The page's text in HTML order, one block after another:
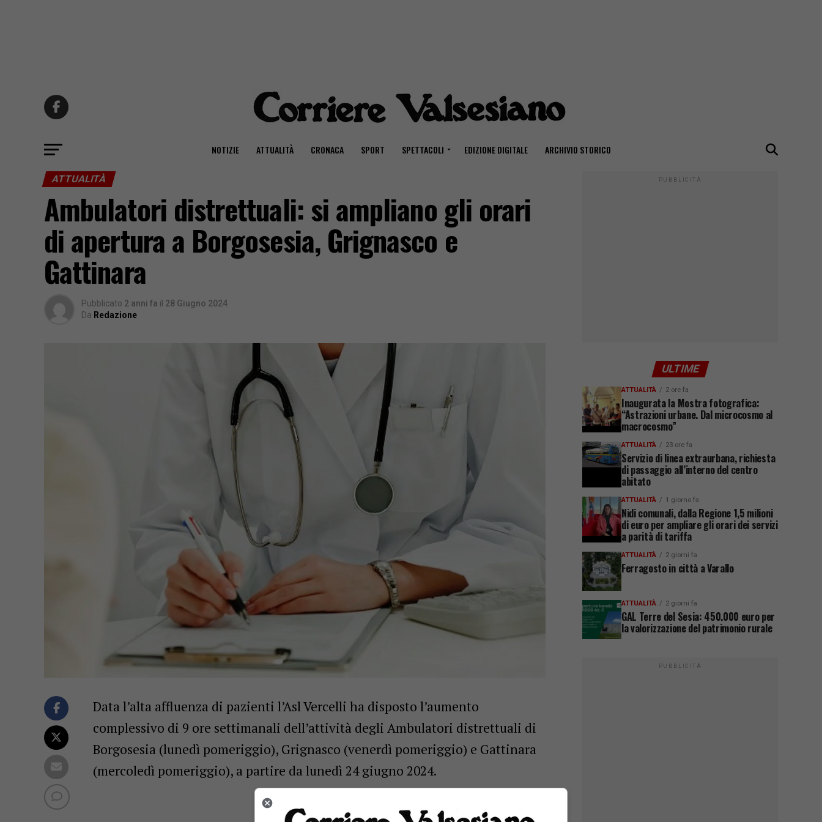
NOTIZIE ATTUALITÀ CRONACA SPORT SPETTACOLI EDIZIONE DIGITALE ARCHIVIO STORICO
ATTUALITÀ
Ambulatori distrettuali: si ampliano gli orari
di apertura a Borgosesia, Grignasco e
Gattinara
Pubblicato 2 anni fa il 28 Giugno 2024
Da Redazione
Data l’alta affluenza di pazienti l’Asl Vercelli ha disposto l’aumento
complessivo di 9 ore settimanali dell’attività degli Ambulatori distrettuali di
Borgosesia (lunedì pomeriggio), Grignasco (venerdì pomeriggio) e Gattinara
(mercoledì pomeriggio), a partire da lunedì 24 giugno 2024.
PUBBLICITÀ
ULTIME
ATTUALITÀ 2 ore fa
Inaugurata la Mostra fotografica:
“Astrazioni urbane. Dal microcosmo al
macrocosmo”
ATTUALITÀ 23 ore fa
Servizio di linea extraurbana, richiesta
di passaggio all’interno del centro
abitato
ATTUALITÀ 1 giorno fa
Nidi comunali, dalla Regione 1,5 milioni
di euro per ampliare gli orari dei servizi
a parità di tariffa
ATTUALITÀ 2 giorni fa
Ferragosto in città a Varallo
ATTUALITÀ 2 giorni fa
GAL Terre del Sesia: 450.000 euro per
la valorizzazione del patrimonio rurale
PUBBLICITÀ